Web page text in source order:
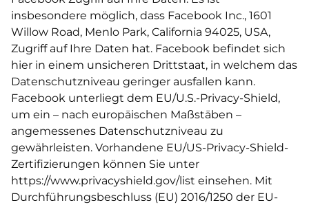
insbesondere möglich, dass Facebook Inc., 1601
Willow Road, Menlo Park, California 94025, USA,
Zugriff auf Ihre Daten hat. Facebook befindet sich
hier in einem unsicheren Drittstaat, in welchem das
Datenschutzniveau geringer ausfallen kann.
Facebook unterliegt dem EU/U.S.-Privacy-Shield,
um ein – nach europäischen Maßstäben –
angemessenes Datenschutzniveau zu
gewährleisten. Vorhandene EU/US-Privacy-Shield-
Zertifizierungen können Sie unter
https://www.privacyshield.gov/list einsehen. Mit
Durchführungsbeschluss (EU) 2016/1250 der EU-